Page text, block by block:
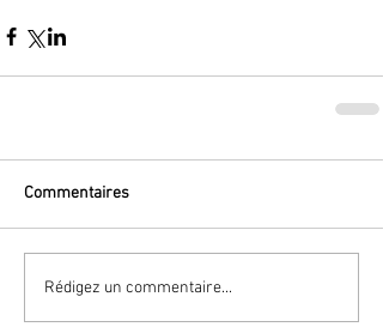
Commentaires
Rédigez un commentaire...